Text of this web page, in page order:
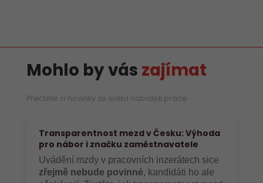
Mohlo by vás zajímat
Přečtěte si novinky ze světa nabídek práce
Transparentnost mezd v Česku: Výhoda
pro nábor i značku zaměstnavatele
Uvádění mzdy v pracovních inzerátech sice
zřejmě nebude povinné, kandidáti ho ale